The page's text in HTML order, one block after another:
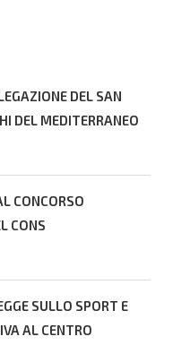
DEL SAN
DEL MEDITERRANEO
CONCORSO
CONS
SULLO SPORT E
AL CENTRO